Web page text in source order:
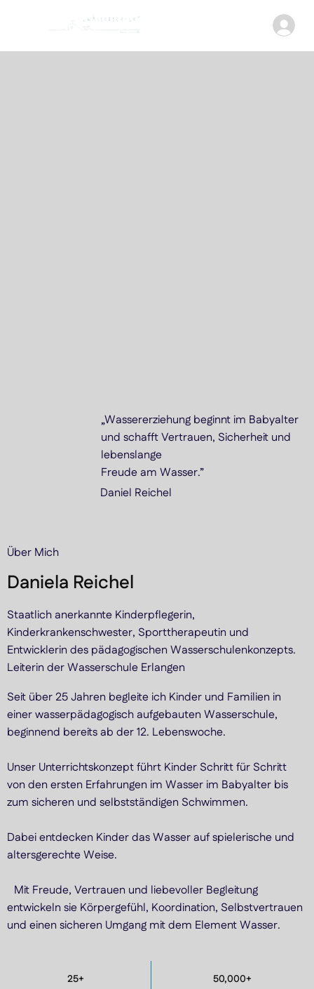
Über Mich
Daniela Reichel
Staatlich anerkannte Kinderpflegerin,
Kinderkrankenschwester, Sporttherapeutin und
Entwicklerin des pädagogischen Wasserschulenkonzepts.
Leiterin der Wasserschule Erlangen
Seit über 25 Jahren begleite ich Kinder und Familien in
einer wasserpädagogisch aufgebauten Wasserschule,
beginnend bereits ab der 12. Lebenswoche.
Unser Unterrichtskonzept führt Kinder Schritt für Schritt
von den ersten Erfahrungen im Wasser im Babyalter bis
zum sicheren und selbstständigen Schwimmen.
Dabei entdecken Kinder das Wasser auf spielerische und
altersgerechte Weise.
Mit Freude, Vertrauen und liebevoller Begleitung
entwickeln sie Körpergefühl, Koordination, Selbstvertrauen
und einen sicheren Umgang mit dem Element Wasser.
25+ 50,000+
„Wassererziehung beginnt im Babyalter
und schafft Vertrauen, Sicherheit und
lebenslange
Freude am Wasser.”
Daniel Reichel